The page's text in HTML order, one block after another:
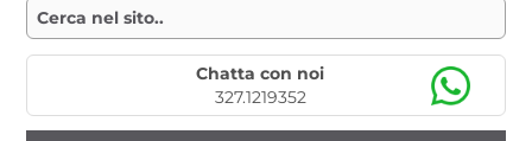
Chatta con noi
327.1219352